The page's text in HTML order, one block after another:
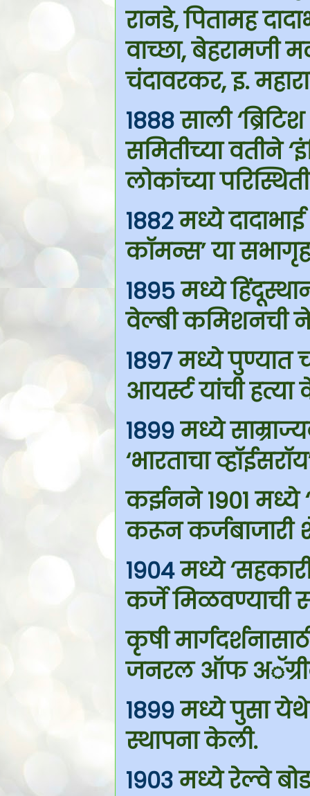
रानडे, पितामह
वाच्छा, बेहरामजी
चंदावरकर, इ.
1888साली
समितीच्या वतीने
लोकांच्या
1882मध्ये
कॉमन्स’ या
1895मध्ये
वेल्बी कमिशनची
1897मध्ये पुण्यात
आयर्स्ट यांची हत्या
1899मध्ये
‘भारताचा
कर्झनने 1901 मध्ये
करून कर्जबाजारी
1904मध्ये
कर्जे मिळवण्याची
कृषी
जनरल ऑफ
1899मध्ये पुसा
स्थापना केली.
1903मध्ये रेल्वे